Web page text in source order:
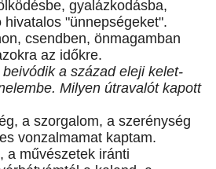
gyalázkodásba,
hivatalos "ünnepségeket".
csendben, önmagamban
az időkre.
a század eleji kelet-
Milyen útravalót kapott
a szorgalom, a szerénység
vonzalmamat kaptam.
a művészetek iránti